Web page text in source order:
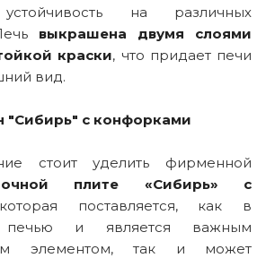
на различных
выкрашена двумя слоями
краски, что придает печи
вид.
"Сибирь" с конфорками
стоит уделить фирменной
плите «Сибирь» с
поставляется, как в
и является важным
элементом, так и может